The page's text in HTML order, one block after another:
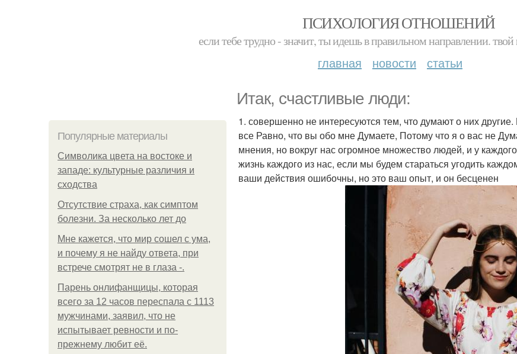
ПСИХОЛОГИЯ ОТНОШЕНИЙ
если тебе трудно - значит, ты идешь в правильном направлении.
главная новости статьи
Итак, счастливые люди:
Популярные материалы
Символика цвета на востоке и
западе: культурные различия и
сходства
Отсутствие страха, как симптом
болезни. За несколько лет до
Мне кажется, что мир сошел с ума,
и почему я не найду ответа, при
встрече смотрят не в глаза -.
Парень онлифанщицы, которая
всего за 12 часов переспала с 1113
мужчинами, заявил, что не
испытывает ревности и по-
прежнему любит её.
1. совершенно не интересуются тем, что думают о них
все Равно, что вы обо мне Думаете, Потому что я о вас не
мнения, но вокруг нас огромное множество людей, и у
жизнь каждого из нас, если мы будем стараться угодить
ваши действия ошибочны, но это ваш опыт, и он бесценен